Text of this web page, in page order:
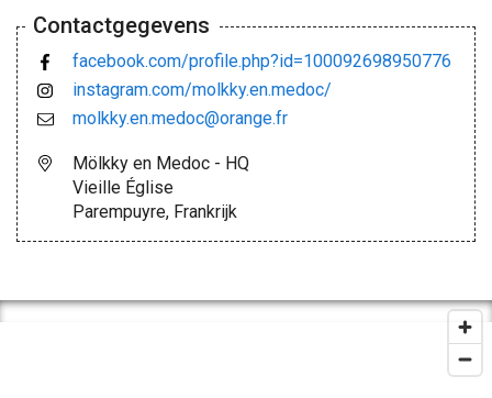
Contactgegevens
facebook.com/profile.php?id=100092698950776
instagram.com/molkky.en.medoc/
molkky.en.medoc@orange.fr
Mölkky en Medoc - HQ
Vieille Église
Parempuyre, Frankrijk